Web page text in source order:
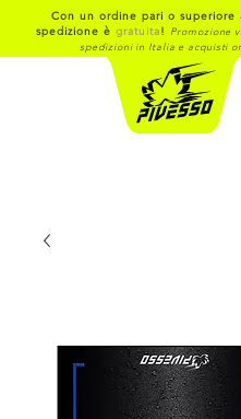
Con un ordine pari o superiore
spedizione ègratuita! Promozione
spedizioni in Italia e acquisti